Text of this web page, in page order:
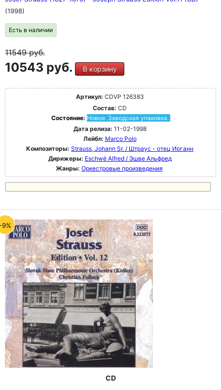
(1998)
Есть в наличии
11549руб.
10543 руб. В корзину
Артикул: CDVP 126383
Состав: CD
Состояние: Новое. Заводская упаковка.
Дата релиза: 11-02-1998
Лейбл: Marco Polo
Композиторы: Strauss, Johann Sr. / Штраус - отец Иоганн
Дирижеры: Eschwé Alfred / Эшве Альфред
Жанры: Оркестровые произведения
9%
CD